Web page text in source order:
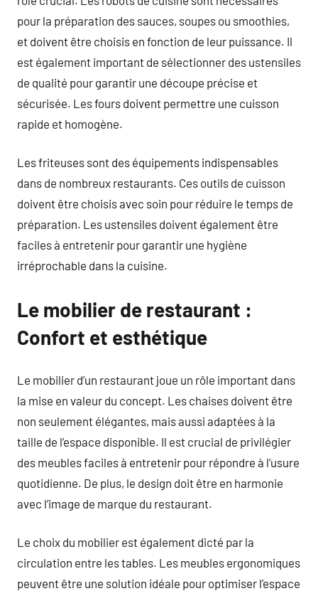
pour la préparation des sauces, soupes ou smoothies,
et doivent être choisis en fonction de leur puissance. Il
est également important de sélectionner des ustensiles
de qualité pour garantir une découpe précise et
sécurisée. Les fours doivent permettre une cuisson
rapide et homogène.
Les friteuses sont des équipements indispensables
dans de nombreux restaurants. Ces outils de cuisson
doivent être choisis avec soin pour réduire le temps de
préparation. Les ustensiles doivent également être
faciles à entretenir pour garantir une hygiène
irréprochable dans la cuisine.
Le mobilier de restaurant :
Confort et esthétique
Le mobilier d’un restaurant joue un rôle important dans
la mise en valeur du concept. Les chaises doivent être
non seulement élégantes, mais aussi adaptées à la
taille de l’espace disponible. Il est crucial de privilégier
des meubles faciles à entretenir pour répondre à l’usure
quotidienne. De plus, le design doit être en harmonie
avec l’image de marque du restaurant.
Le choix du mobilier est également dicté par la
circulation entre les tables. Les meubles ergonomiques
peuvent être une solution idéale pour optimiser l’espace